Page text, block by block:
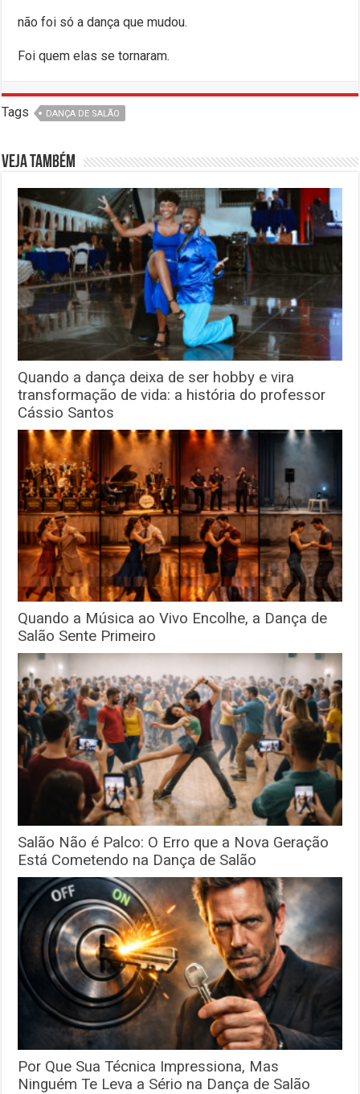
não foi só a dança que mudou.
Foi quem elas se tornaram.
Tags DANÇA DE SALÃO
Veja também
Quando a dança deixa de ser hobby e vira
transformação de vida: a história do professor
Cássio Santos
Quando a Música ao Vivo Encolhe, a Dança de
Salão Sente Primeiro
Salão Não é Palco: O Erro que a Nova Geração
Está Cometendo na Dança de Salão
Por Que Sua Técnica Impressiona, Mas
Ninguém Te Leva a Sério na Dança de Salão